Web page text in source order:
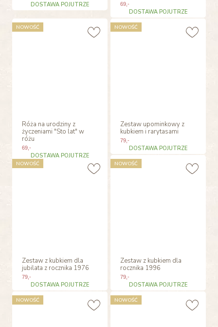
DOSTAWA POJUTRZE 69 ,-
DOSTAWA POJUTRZE
Róża na urodziny z
życzeniami "Sto lat" w
różu
69,-
DOSTAWA POJUTRZE
NOWOŚĆ
Zestaw upominkowy z
kubkiem i rarytasami
79 ,-
DOSTAWA POJUTRZE
NOWOŚĆ
Zestaw z kubkiem dla
jubilata z rocznika 1976
79,-
DOSTAWA POJUTRZE
NOWOŚĆ
Zestaw z kubkiem dla
rocznika 1996
79 ,-
DOSTAWA POJUTRZE
NOWOŚĆ
NOWOŚĆ NOWOŚĆ